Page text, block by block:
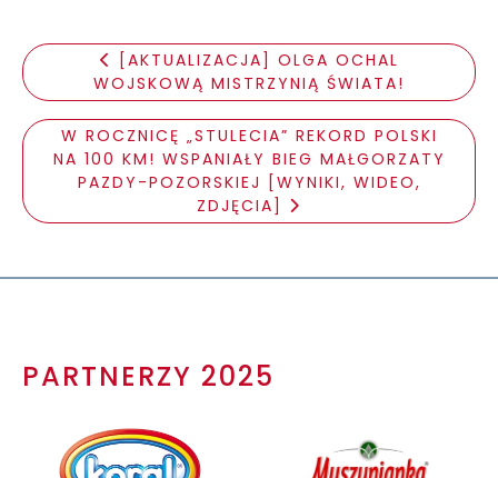
[AKTUALIZACJA] OLGA OCHAL
WOJSKOWĄ MISTRZYNIĄ ŚWIATA!
W ROCZNICĘ „STULECIA” REKORD POLSKI
NA 100 KM! WSPANIAŁY BIEG MAŁGORZATY
PAZDY-POZORSKIEJ [WYNIKI, WIDEO,
ZDJĘCIA]
PARTNERZY 2025